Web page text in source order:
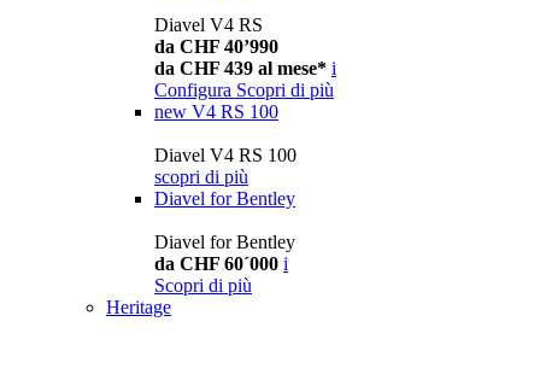
Diavel V4 RS
da CHF 40’990
da CHF 439 al mese* i
Configura Scopri di più
new V4 RS 100
Diavel V4 RS 100
scopri di più
Diavel for Bentley
Diavel for Bentley
da CHF 60´000 i
Scopri di più
Heritage